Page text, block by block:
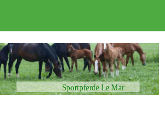
Sportpferde Le Mar